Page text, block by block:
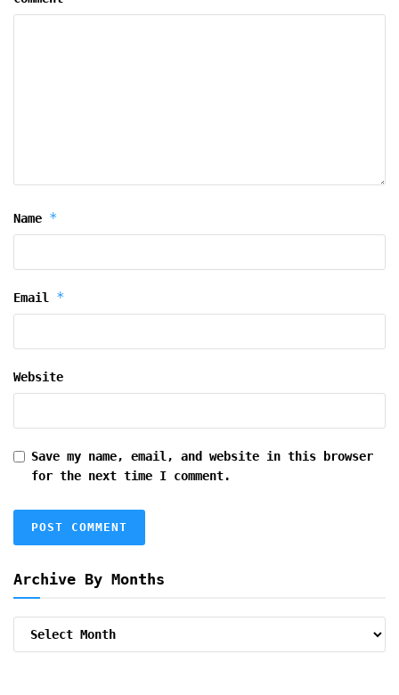
Name *
Email *
Website
Save my name, email, and website in this browser
for the next time I comment.
Archive By Months